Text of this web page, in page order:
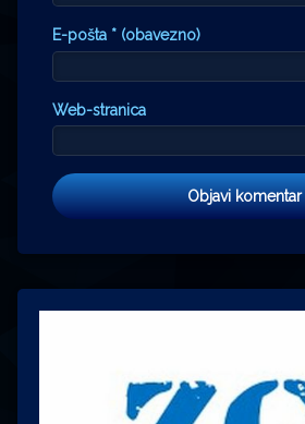
E-pošta * (obavezno)
Web-stranica